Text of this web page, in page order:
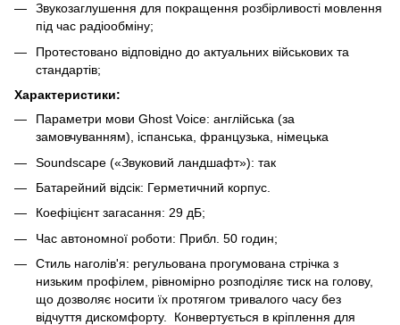
Звукозаглушення для покращення розбірливості мовлення
під час радіообміну;
Протестовано відповідно до актуальних військових та
стандартів;
Характеристики:
Параметри мови Ghost Voice: англійська (за
замовчуванням), іспанська, французька, німецька
Soundscape («Звуковий ландшафт»): так
Батарейний відсік: Герметичний корпус.
Коефіцієнт загасання: 29 дБ;
Час автономної роботи: Прибл. 50 годин;
Стиль наголів'я: регульована прогумована стрічка з
низьким профілем, рівномірно розподіляє тиск на голову,
що дозволяє носити їх протягом тривалого часу без
відчуття дискомфорту. Конвертується в кріплення для